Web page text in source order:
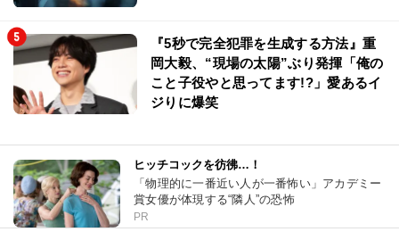
『5秒で完全犯罪を生成する方法』重
岡大毅、“現場の太陽”ぶり発揮「俺の
こと子役やと思ってます!?」愛あるイ
ジりに爆笑
ヒッチコックを彷彿…！
「物理的に一番近い人が一番怖い」アカデミー
賞女優が体現する“隣人”の恐怖
PR